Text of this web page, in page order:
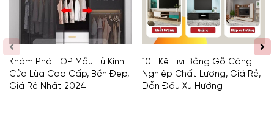
Khám Phá TOP Mẫu Tủ Kính
Cửa Lùa Cao Cấp, Bền Đẹp,
Giá Rẻ Nhất 2024
10+ Kệ Tivi Bằng Gỗ Công
Nghiệp Chất Lượng, Giá Rẻ,
Dẫn Đầu Xu Hướng